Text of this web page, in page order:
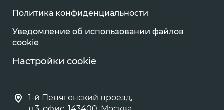
Политика конфиденциальности
Уведомление об использовании файлов
cookie
Настройки cookie
1-й Пенягенский проезд,